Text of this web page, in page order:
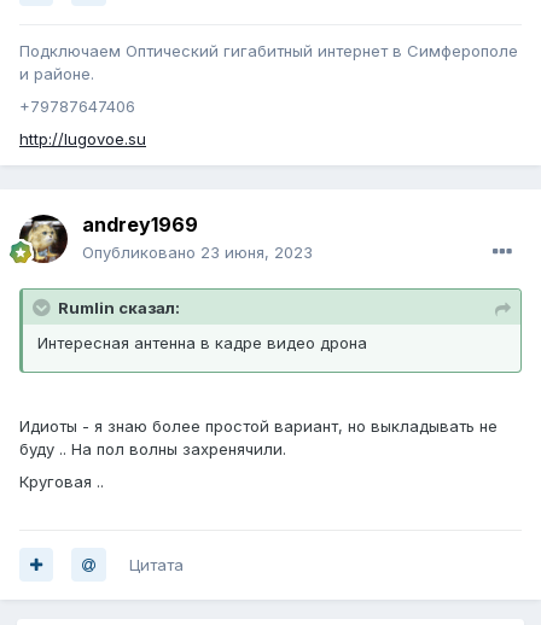
Подключаем Оптический гигабитный интернет в Симферополе
и районе.
+79787647406
http://lugovoe.su
andrey1969
Опубликовано 23 июня, 2023
Rumlin сказал:
Интересная антенна в кадре видео дрона
Идиоты - я знаю более простой вариант, но выкладывать не
буду .. На пол волны захренячили.
Круговая ..
Цитата